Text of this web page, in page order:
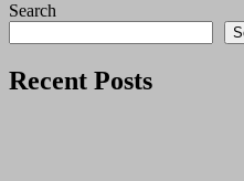
Search
Recent Posts